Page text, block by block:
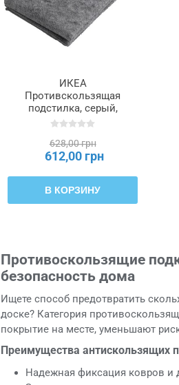
ИКЕА
Противскользящая
подстилка, серый,
190x280 см STOPP FILT
205.502.04
628,00 грн
612,00 грн
В КОРЗИНУ
Противоскользящие
безопасность дома
Ищете способ предотвратить
доске? Категория
покрытие на месте, уменьшают
Преимущества антискользящих
Надежная фиксация ковров и